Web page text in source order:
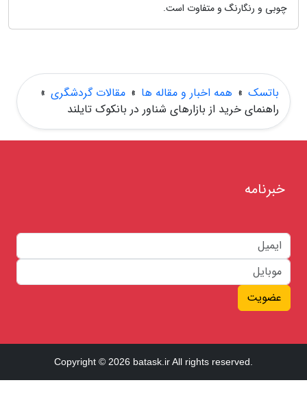
چوبی و رنگارنگ و متفاوت است.
باتسک » همه اخبار و مقاله ها » مقالات گردشگری »
راهنمای خرید از بازارهای شناور در بانکوک تایلند
خبرنامه
عضویت
Copyright © 2026 batask.ir All rights reserved.